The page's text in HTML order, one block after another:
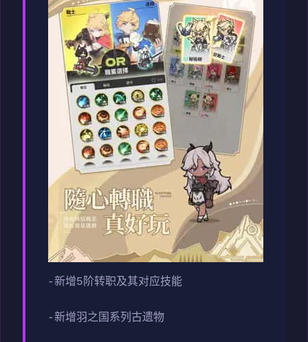
-新增5阶转职及其对应技能
-新增羽之国系列古遗物